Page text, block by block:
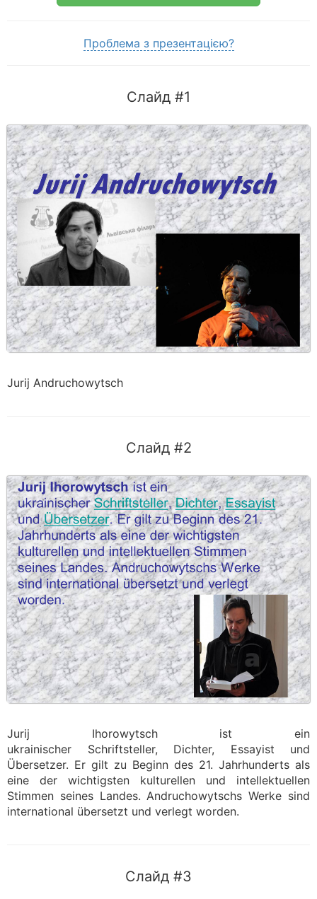
Проблема з презентацією?
Слайд #1
Jurij Andruchowytsch
Слайд #2
Jurij Ihorowytsch ist ein
ukrainischer Schriftsteller, Dichter, Essayist und
Übersetzer. Er gilt zu Beginn des 21. Jahrhunderts als
eine der wichtigsten kulturellen und intellektuellen
Stimmen seines Landes. Andruchowytschs Werke sind
international übersetzt und verlegt worden.
Слайд #3